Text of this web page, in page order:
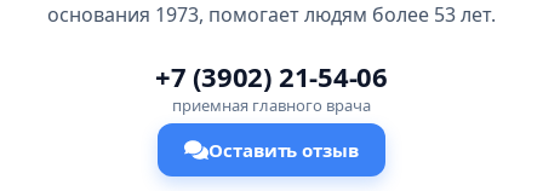
основания 1973, помогает людям более 53 лет.
+7 (3902) 21-54-06
приемная главного врача
Оставить отзыв